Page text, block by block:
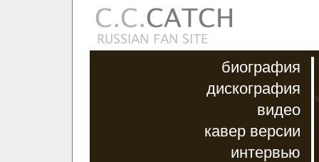
биография
дискография
видео
кавер версии
интервью